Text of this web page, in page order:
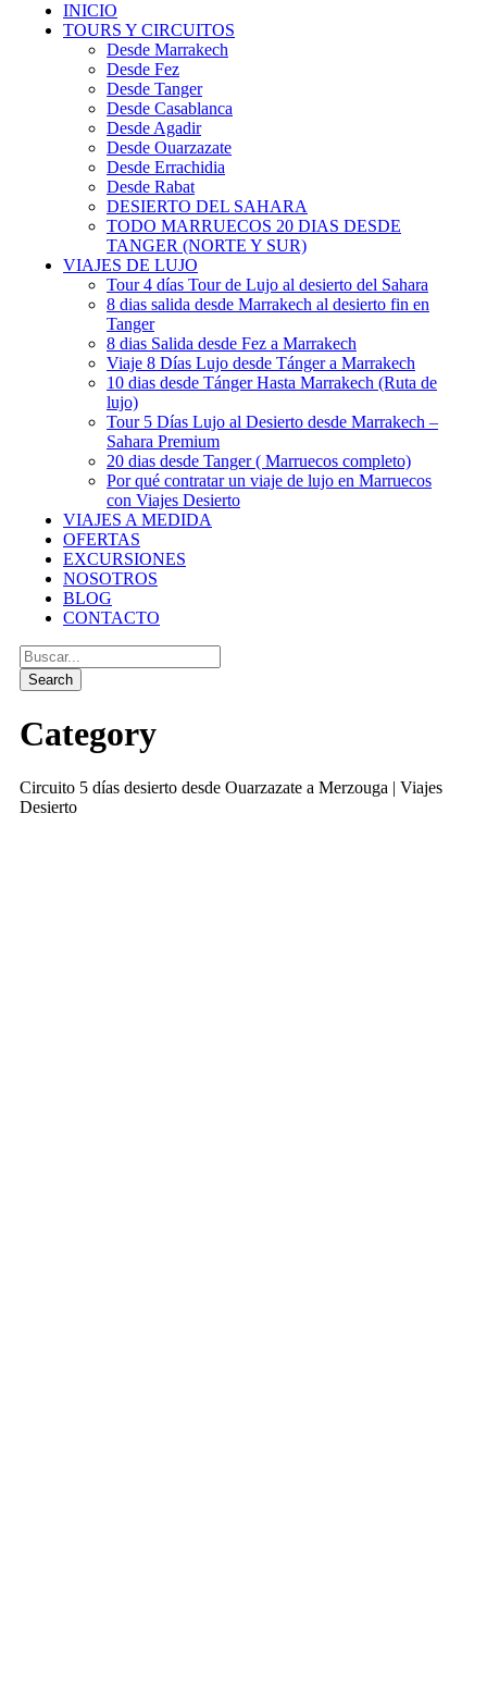
INICIO
TOURS Y CIRCUITOS
Desde Marrakech
Desde Fez
Desde Tanger
Desde Casablanca
Desde Agadir
Desde Ouarzazate
Desde Errachidia
Desde Rabat
DESIERTO DEL SAHARA
TODO MARRUECOS 20 DIAS DESDE
TANGER (NORTE Y SUR)
VIAJES DE LUJO
Tour 4 días Tour de Lujo al desierto del Sahara
8 dias salida desde Marrakech al desierto fin en
Tanger
8 dias Salida desde Fez a Marrakech
Viaje 8 Días Lujo desde Tánger a Marrakech
10 dias desde Tánger Hasta Marrakech (Ruta de
lujo)
Tour 5 Días Lujo al Desierto desde Marrakech –
Sahara Premium
20 dias desde Tanger ( Marruecos completo)
Por qué contratar un viaje de lujo en Marruecos
con Viajes Desierto
VIAJES A MEDIDA
OFERTAS
EXCURSIONES
NOSOTROS
BLOG
CONTACTO
Category
Circuito 5 días desierto desde Ouarzazate a Merzouga | Viajes
Desierto